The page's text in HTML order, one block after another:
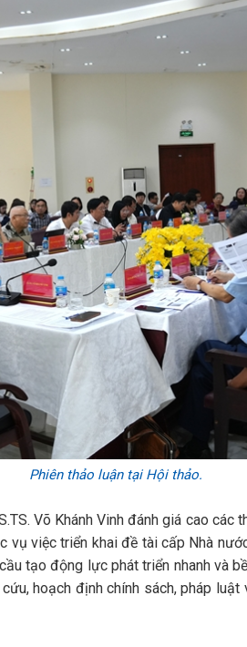
Phiên thảo luận tại Hội thảo.
Võ Khánh Vinh đánh giá cao các
việc triển khai đề tài cấp Nhà
tạo động lực phát triển nhanh và
hoạch định chính sách, pháp